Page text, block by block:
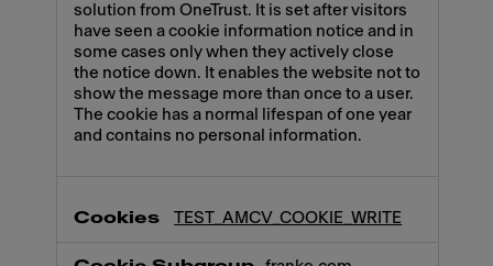
solution from OneTrust. It is set after visitors
have seen a cookie information notice and in
some cases only when they actively close
the notice down. It enables the website not to
show the message more than once to a user.
The cookie has a normal lifespan of one year
and contains no personal information.
TEST_AMCV_COOKIE_WRITE